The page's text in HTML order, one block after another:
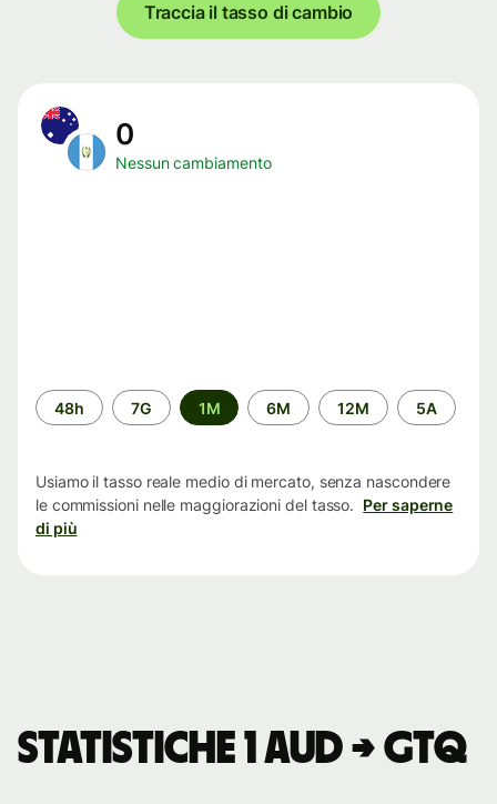
Traccia il tasso di cambio
0
Nessun cambiamento
Periodo
di
48h 7G 1M 6M 12M 5A
Usiamo il tasso reale medio di mercato, senza nascondere
le commissioni nelle maggiorazioni del tasso. Per saperne
di più
Statistiche 1 AUD → GTQ